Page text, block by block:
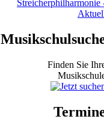
Streicherphilharmonie
Finden Sie